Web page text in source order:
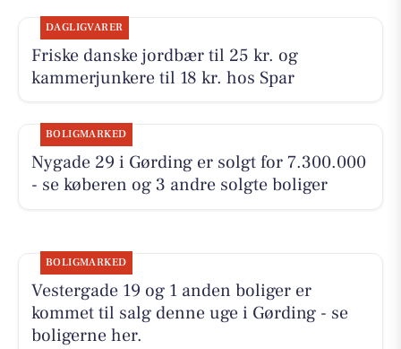
DAGLIGVARER
Friske danske jordbær til 25 kr. og
kammerjunkere til 18 kr. hos Spar
BOLIGMARKED
Nygade 29 i Gørding er solgt for 7.300.000
- se køberen og 3 andre solgte boliger
BOLIGMARKED
Vestergade 19 og 1 anden boliger er
kommet til salg denne uge i Gørding - se
boligerne her.